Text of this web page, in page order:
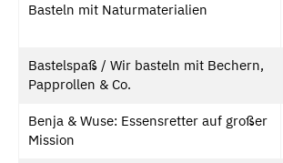
Basteln mit Naturmaterialien
Bastelspaß / Wir basteln mit Bechern,
Papprollen & Co.
Benja & Wuse: Essensretter auf großer
Mission